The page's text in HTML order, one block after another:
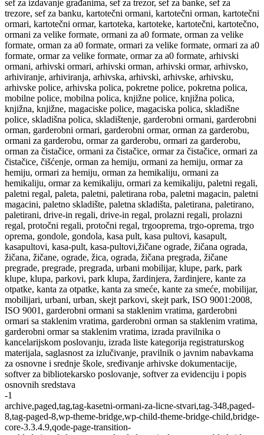
sef za izdavanje građanima, sef za trezor, sef za banke, sef za
trezore, sef za banku, kartotečni ormani, kartotečni orman, kartotečni
ormari, kartotečni ormar, kartoteka, kartoteke, kartotečni, kartotečno,
ormani za velike formate, ormani za a0 formate, orman za velike
formate, orman za a0 formate, ormari za velike formate, ormari za a0
formate, ormar za velike formate, ormar za a0 formate, arhivski
ormani, arhivski ormari, arhivski orman, arhivski ormar, arhivsko,
arhiviranje, arhiviranja, arhivska, arhivski, arhivske, arhivsku,
arhivske police, arhivska polica, pokretne police, pokretna polica,
mobilne police, mobilna polica, knjižne police, knjižna polica,
knjižna, knjižne, magaciske police, magaciska polica, skladišne
police, skladišna polica, skladištenje, garderobni ormani, garderobni
orman, garderobni ormari, garderobni ormar, orman za garderobu,
ormani za garderobu, ormar za garderobu, ormari za garderobu,
orman za čistačice, ormani za čistačice, ormar za čistačice, ormari za
čistačice, čišćenje, orman za hemiju, ormani za hemiju, ormar za
hemiju, ormari za hemiju, orman za hemikaliju, ormani za
hemikaliju, ormar za kemikaliju, ormari za kemikaliju, paletni regali,
paletni regal, paleta, paletni, paletirana roba, paletni magacin, paletni
magacini, paletno skladište, paletna skladišta, paletirana, paletirano,
paletirani, drive-in regali, drive-in regal, prolazni regali, prolazni
regal, protočni regali, protočni regal, trgooprema, trgo-oprema, trgo
oprema, gondole, gondola, kasa pult, kasa pultovi, kasapult,
kasapultovi, kasa-pult, kasa-pultovi,žičane ograde, žičana ograda,
žičana, žičane, ograde, žica, ograda, žičana pregrada, žičane
pregrade, pregrade, pregrada, urbani mobilijar, klupe, park, park
klupe, klupa, parkovi, park klupa, žardinjera, žardinjere, kante za
otpatke, kanta za otpatke, kanta za smeće, kante za smeće, mobilijar,
mobilijari, urbani, urban, skejt parkovi, skejt park, ISO 9001:2008,
ISO 9001, garderobni ormani sa staklenim vratima, garderobni
ormari sa staklenim vratima, garderobni orman sa staklenim vratima,
garderobni ormar sa staklenim vratima, izrada pravilnika o
kancelarijskom poslovanju, izrada liste kategorija registraturskog
materijala, saglasnost za izlučivanje, pravilnik o javnim nabavkama
za osnovne i srednje škole, sređivanje arhivske dokumentacije,
softver za bibliotekarsko poslovanje, softver za evidenciju i popis
osnovnih sredstava
-1
archive,paged,tag,tag-kasetni-ormani-za-licne-stvari,tag-348,paged-
8,tag-paged-8,wp-theme-bridge,wp-child-theme-bridge-child,bridge-
core-3.3.4.9,qode-page-transition-